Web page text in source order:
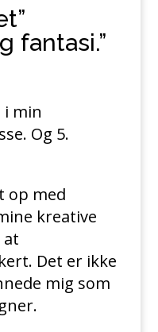
fantasi.”
i min
Og 5.
op med
kreative
Det er ikke
mig som